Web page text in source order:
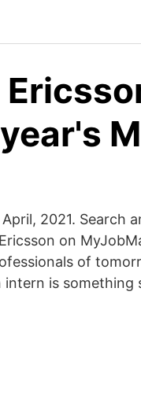
2021. Search
on
of
intern is something